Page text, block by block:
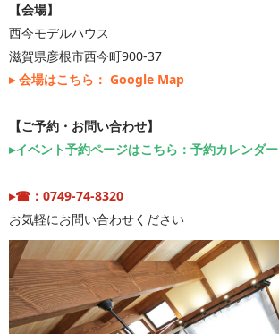
【会場】
西今モデルハウス
滋賀県彦根市西今町900-37
▸ 会場はこちら： Google Map
【ご予約・お問い合わせ】
▸イベント予約ページはこちら：予約カレンダー
▸☎：0749-74-8320
お気軽にお問い合わせください